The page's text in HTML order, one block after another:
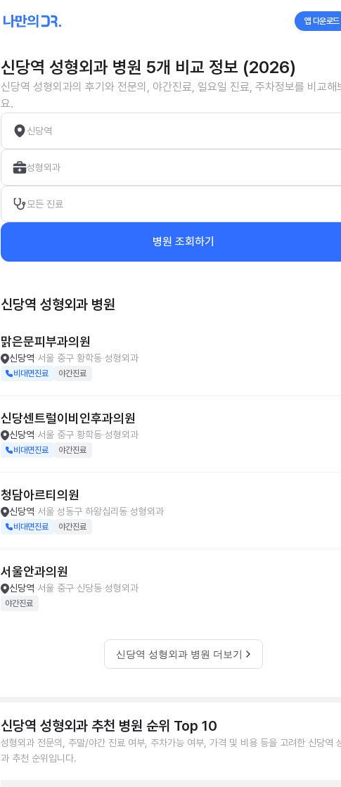
앱 다운로드
신당역 성형외과 병원 5개 비교 정보 (2026)
신당역 성형외과의 후기와 전문의, 야간진료, 일요일 진료, 주차정보를 비교해
요.
신당역
성형외과
모든 진료
병원 조회하기
신당역 성형외과 병원
맑은문피부과의원
신당역 서울 중구 황학동 성형외과
비대면진료 야간진료
신당센트럴이비인후과의원
신당역 서울 중구 황학동 성형외과
비대면진료 야간진료
청담아르티의원
신당역 서울 성동구 하왕십리동 성형외과
비대면진료 야간진료
서울안과의원
신당역 서울 중구 신당동 성형외과
야간진료
신당역 성형외과 병원 더보기
신당역 성형외과 추천 병원 순위 Top 10
성형외과 전문의, 주말/야간 진료 여부, 주차가능 여부, 가격 및 비용 등을 고려한 신당역
과 추천 순위입니다.